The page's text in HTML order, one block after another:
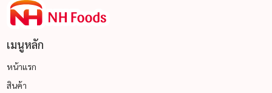
เมนูหลัก
หน้าแรก
สินค้า